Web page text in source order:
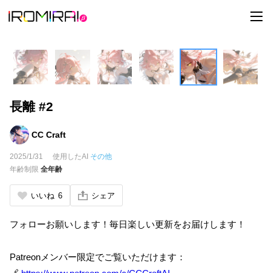
t
o
e
n
a
v
長離 #2
CC Craft
2025/1/31 使用したAI その他
年齢制限 全年齢
いいね 6 シェア
フォローお願いします！毎日楽しい更新をお届けします！
Patreonメンバー限定でご覧いただけます：